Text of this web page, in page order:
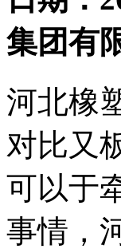
集团有
河北橡
对比又
可以于
事情，